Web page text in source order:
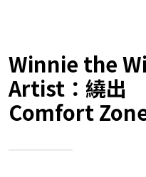
Winnie the
Artist：繞出
Comfort